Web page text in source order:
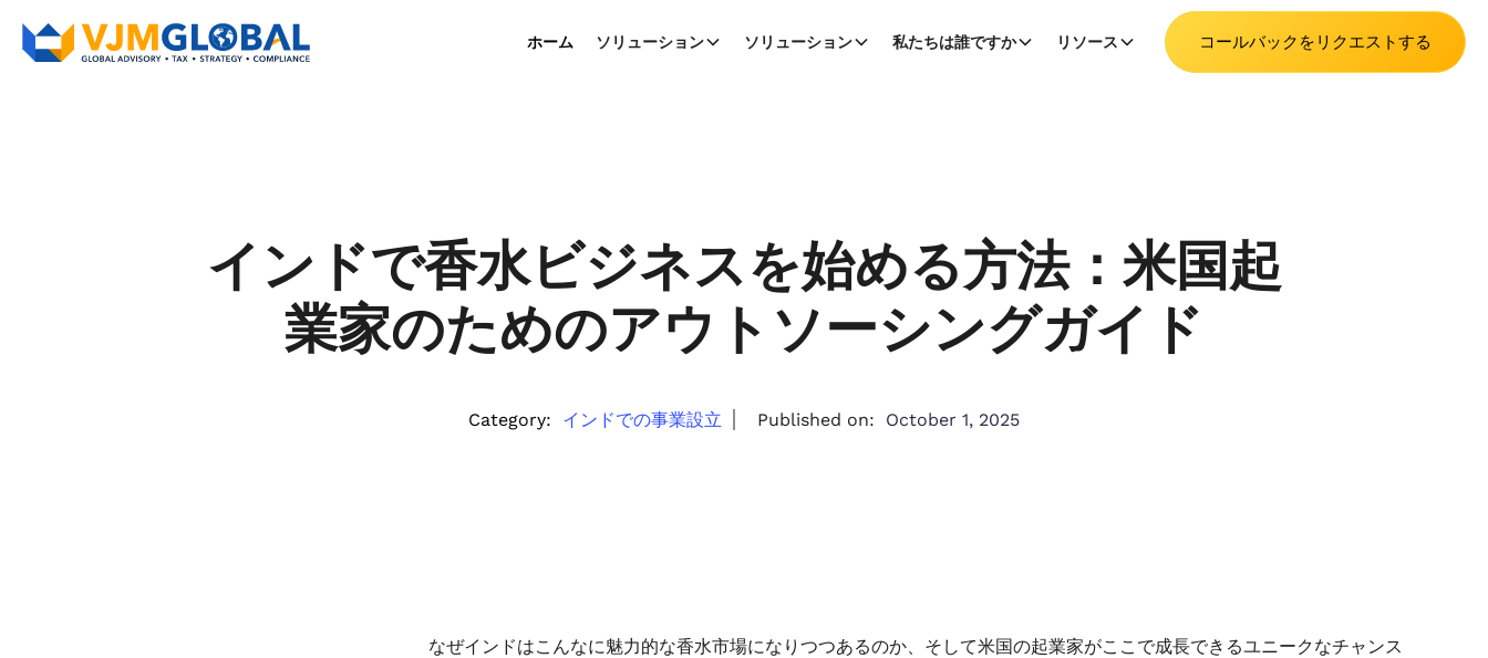
ホーム ソリューション ソリューション 私たちは誰ですか リソース コールバックをリクエストする
インドで香水ビジネスを始める方法：米国起
業家のためのアウトソーシングガイド
Category: インドでの事業設立 Published on: October 1, 2025
なぜインドはこんなに魅力的な香水市場になりつつあるのか、そして米国の起業家がここで成長できるユニークなチャンス